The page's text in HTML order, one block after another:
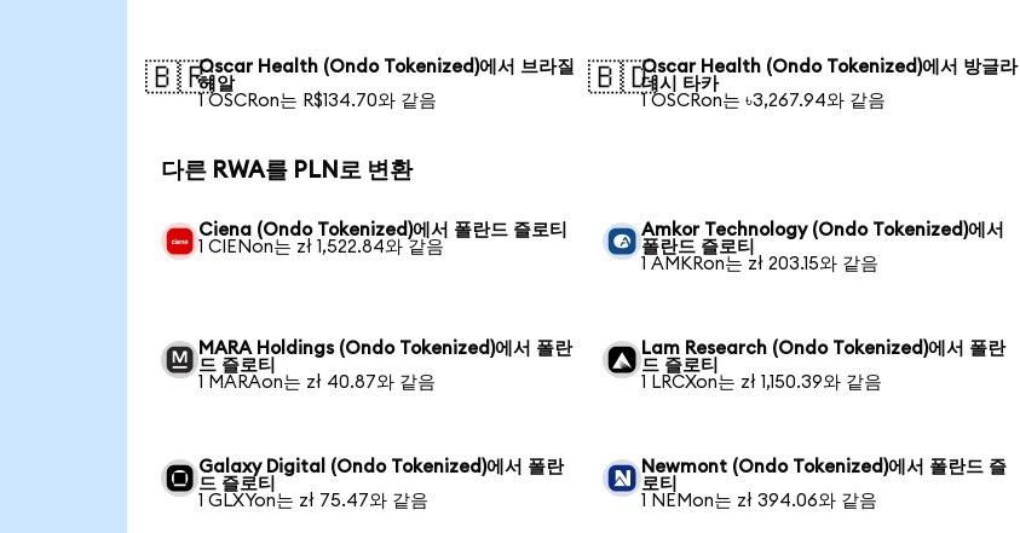
🇧🇷Oscar Health (Ondo Tokenized)에서 브라질
헤알
1 OSCRon는 R$134.70와 같음
🇧🇩Oscar Health (Ondo Tokenized)에서 방글라
데시 타카
1 OSCRon는 ৳3,267.94와 같음
다른 RWA를 PLN로 변환
Ciena (Ondo Tokenized)에서 폴란드 즐로티
1 CIENon는 zł 1,522.84와 같음
Amkor Technology (Ondo Tokenized)에서
폴란드 즐로티
1 AMKRon는 zł 203.15와 같음
MARA Holdings (Ondo Tokenized)에서 폴란
드 즐로티
1 MARAon는 zł 40.87와 같음
Lam Research (Ondo Tokenized)에서 폴란
드 즐로티
1 LRCXon는 zł 1,150.39와 같음
Galaxy Digital (Ondo Tokenized)에서 폴란
드 즐로티
1 GLXYon는 zł 75.47와 같음
Newmont (Ondo Tokenized)에서 폴란드 즐
로티
1 NEMon는 zł 394.06와 같음